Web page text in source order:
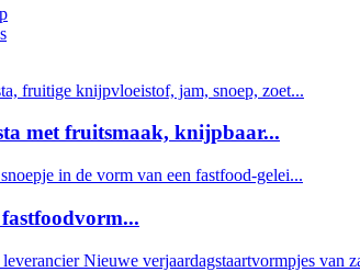
met fruitsmaak, knijpbaar...